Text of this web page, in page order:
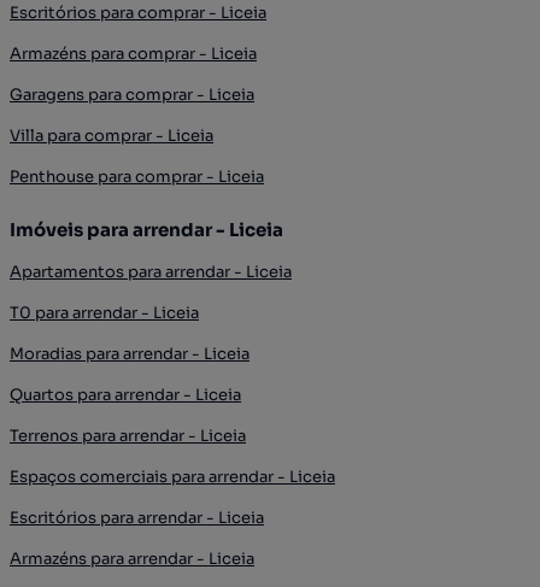
Escritórios para comprar - Liceia
Armazéns para comprar - Liceia
Garagens para comprar - Liceia
Villa para comprar - Liceia
Penthouse para comprar - Liceia
Imóveis para arrendar - Liceia
Apartamentos para arrendar - Liceia
T0 para arrendar - Liceia
Moradias para arrendar - Liceia
Quartos para arrendar - Liceia
Terrenos para arrendar - Liceia
Espaços comerciais para arrendar - Liceia
Escritórios para arrendar - Liceia
Armazéns para arrendar - Liceia